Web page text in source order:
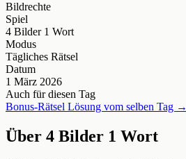
Bildrechte
Spiel
4 Bilder 1 Wort
Modus
Tägliches Rätsel
Datum
1 März 2026
Auch für diesen Tag
Bonus-Rätsel Lösung vom selben Tag →
Über 4 Bilder 1 Wort